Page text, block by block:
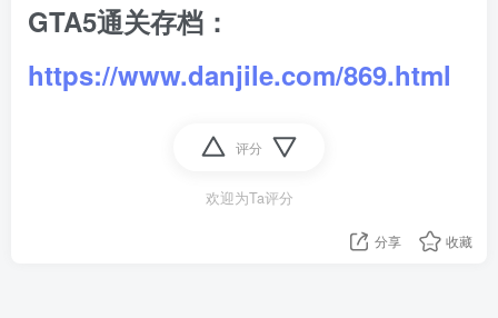
GTA5通关存档：
https://www.danjile.com/869.html
评分
欢迎为Ta评分
分享 收藏